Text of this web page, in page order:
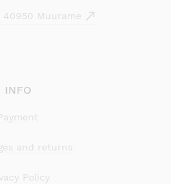
40950 Muurame
INFO
and returns
Policy